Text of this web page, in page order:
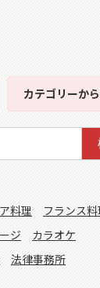
カテゴリーか
料理
フランス料
ジ
カラオケ
法律事務所